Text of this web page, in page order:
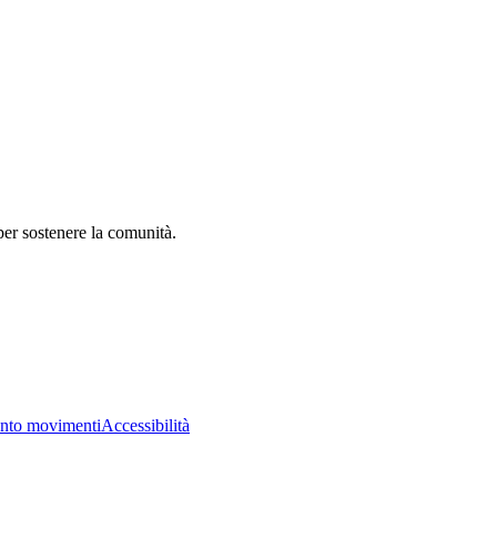
sostenere la comunità.
movimentiAccessibilità